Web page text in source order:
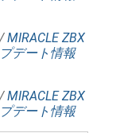
/MIRACLE ZBX
デート情報
/MIRACLE ZBX
デート情報